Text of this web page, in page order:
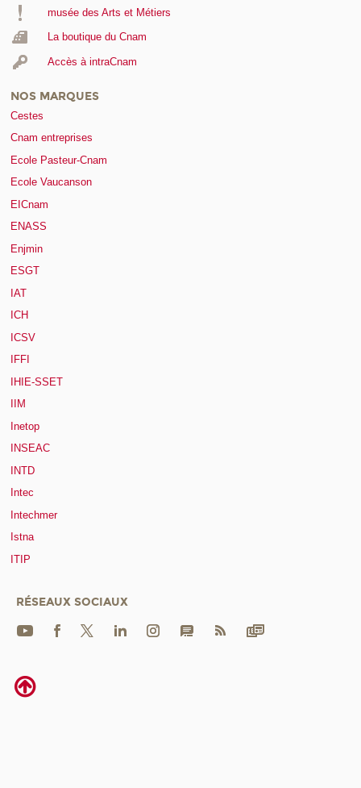
musée des Arts et Métiers
La boutique du Cnam
Accès à intraCnam
NOS MARQUES
Cestes
Cnam entreprises
Ecole Pasteur-Cnam
Ecole Vaucanson
EICnam
ENASS
Enjmin
ESGT
IAT
ICH
ICSV
IFFI
IHIE-SSET
IIM
Inetop
INSEAC
INTD
Intec
Intechmer
Istna
ITIP
RÉSEAUX SOCIAUX